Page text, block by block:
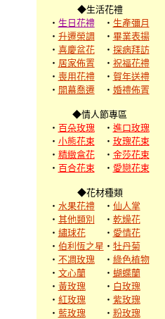
◆生活花禮
‧ 生日花禮 ‧ 生產彌月
‧ 升遷榮調 ‧ 畢業表揚
‧ 喜慶盆花 ‧ 探病拜訪
‧ 居家佈置 ‧ 祝福花禮
‧ 喪用花禮 ‧ 賀年送禮
‧ 開幕喬遷 ‧ 婚禮佈置
◆情人節專區
‧ 百朵玫瑰 ‧ 進口玫瑰
‧ 小熊花束 ‧ 玫瑰花束
‧ 精緻盒花 ‧ 金莎花束
‧ 百合花束 ‧ 愛戀花束
◆花材種類
‧ 水果花禮 ‧ 仙人掌
‧ 其他類別 ‧ 乾燥花
‧ 繡球花 ‧ 愛情花
‧ 伯利恆之星 ‧ 牡丹菊
‧ 不凋玫瑰 ‧ 綠色植物
‧ 文心蘭 ‧ 蝴蝶蘭
‧ 黃玫瑰 ‧ 白玫瑰
‧ 紅玫瑰 ‧ 紫玫瑰
‧ 藍玫瑰 ‧ 粉玫瑰